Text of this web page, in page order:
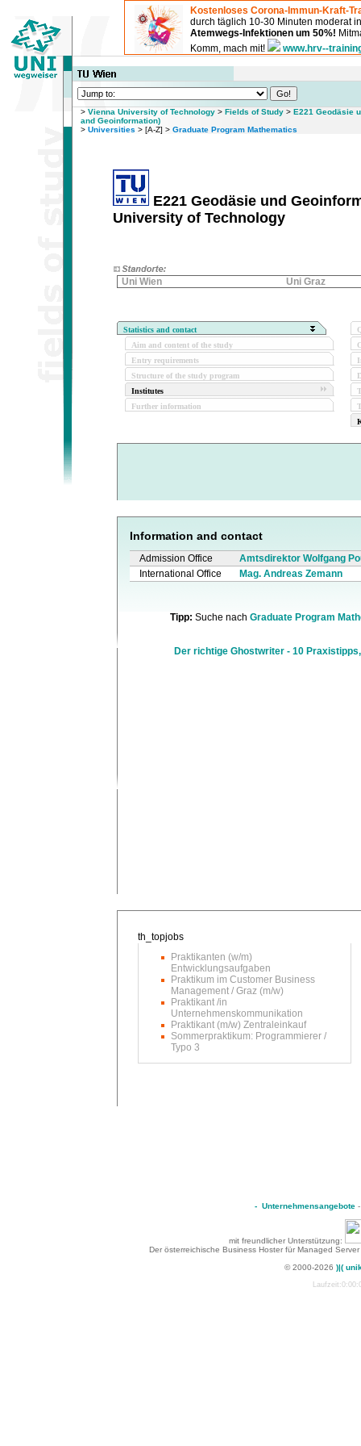
Kostenloses Corona-Immun-Kraft-
durch täglich 10-30 Minuten moderat
Atemwegs-Infektionen um 50%!
Komm, mach mit!
www.hrv--
> Vienna University of Technology > Fields of Study > E221 Geodäsie
and Geoinformation)
> Universities > [A-Z] > Graduate Program Mathematics
E221 Geodäsie und
University of Technology
Uni Wien Uni Graz
Statistics and contact
Aim and content of the study
Entry requirements
Structure of the study program
Institutes
Further information
Information and contact
Admission Office
Amtsdirektor Wolfgang
International Office
Mag. Andreas Zemann
Tipp: Suche nach Graduate Program
Der richtige Ghostwriter - 10
Praktikanten (w/m)
Entwicklungsaufgaben
Praktikum im Customer Business
Management / Graz (m/w)
Praktikant /in
Unternehmenskommunikation
Praktikant (m/w) Zentraleinkauf
Sommerpraktikum: Programmierer /
Typo 3
- Unternehmensangebote
mit freundlicher Unterstützung:
Der österreichische Business Hoster für Managed
© 2000-2026 )|(